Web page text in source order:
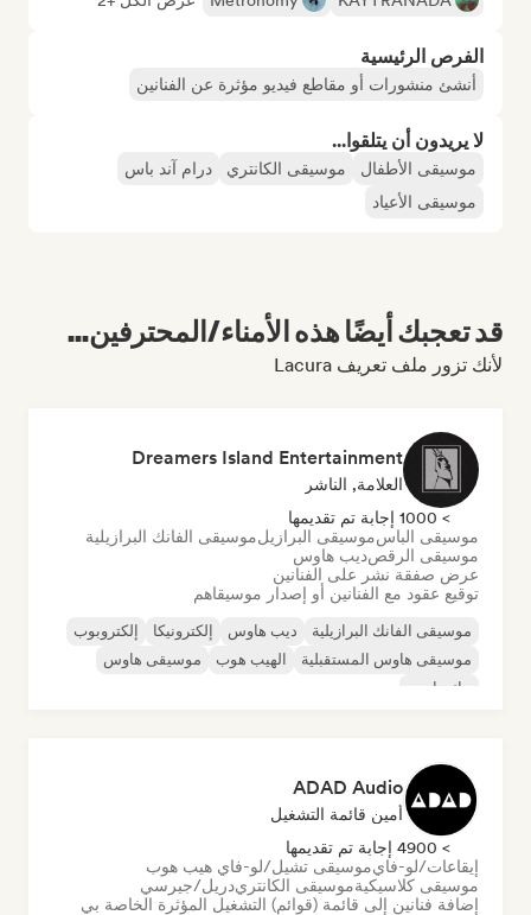
الفرص الرئيسية
أنشئ منشورات أو مقاطع فيديو مؤثرة عن الفنانين
لا يريدون أن يتلقوا...
موسيقى الأطفال موسيقى الكانتري
درام آند باس
موسيقى الأعياد
قد تعجبك أيضًا هذه الأمناء/المحترفين...
لأنك تزور ملف تعريف Lacura
Dreamers Island Entertainment
العلامة, الناشر
> 1000 إجابة تم تقديمها
موسيقى الباسموسيقى البرازيلموسيقى الفانك البرازيلية
موسيقى الرقصديب هاوس
عرض صفقة نشر على الفنانين
توقيع عقود مع الفنانين أو إصدار موسيقاهم
موسيقى الفانك البرازيلية ديب هاوس إلكترونيكا
إلكتروبوب
موسيقى هاوس المستقبلية
الهيب هوب
موسيقى هاوس
تيك هاوس
ADAD Audio
أمين قائمة التشغيل
> 4900 إجابة تم تقديمها
إيقاعات/لو-فايموسيقى تشيل/لو-فاي هيب هوب
موسيقى كلاسيكيةموسيقى الكانتريدريل/جيرسي
إضافة فنانين إلى قائمة (قوائم) التشغيل المؤثرة الخاصة بي